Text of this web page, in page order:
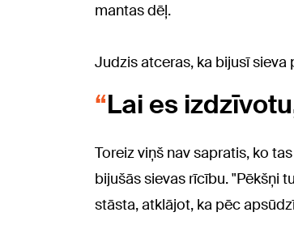
mantas dēļ.
Judzis atceras, ka bijusī sieva
Lai es
Toreiz viņš nav sapratis, ko
bijušās sievas rīcību. "Pēkšņi
stāsta, atklājot, ka pēc